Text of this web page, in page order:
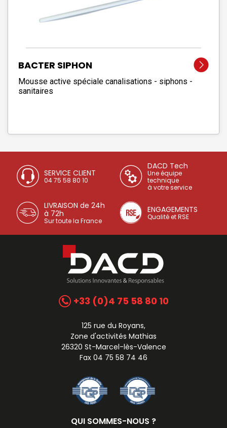
BACTER SIPHON
Mousse active spéciale canalisations - siphons -
sanitaires
SERVICE CLIENT
04 75 58 80 10
DACD Tech
Une équipe
technique
à votre service
LIVRAISON de 24h
à 72h
Sur toute la France
ENGAGEMENTS
Qualité et RSE
+33 (0)4 75 58 80 10
125 rue du Royans,
Zone d'activités Mathias
26320 St-Marcel-lès-Valence
Fax 04 75 58 74 46
QUI SOMMES-NOUS ?